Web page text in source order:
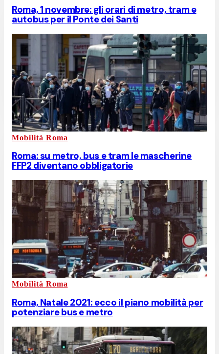
Roma, 1 novembre: gli orari di metro, tram e
autobus per il Ponte dei Santi
Mobilità Roma
Roma: su metro, bus e tram le mascherine
FFP2 diventano obbligatorie
Mobilità Roma
Roma, Natale 2021: ecco il piano mobilità per
potenziare bus e metro